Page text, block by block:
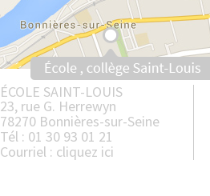
ÉCOLE SAINT-LOUIS
23, rue G. Herrewyn
78270 Bonnières-sur-Seine
Tél : 01 30 93 01 21
Courriel : cliquez ici